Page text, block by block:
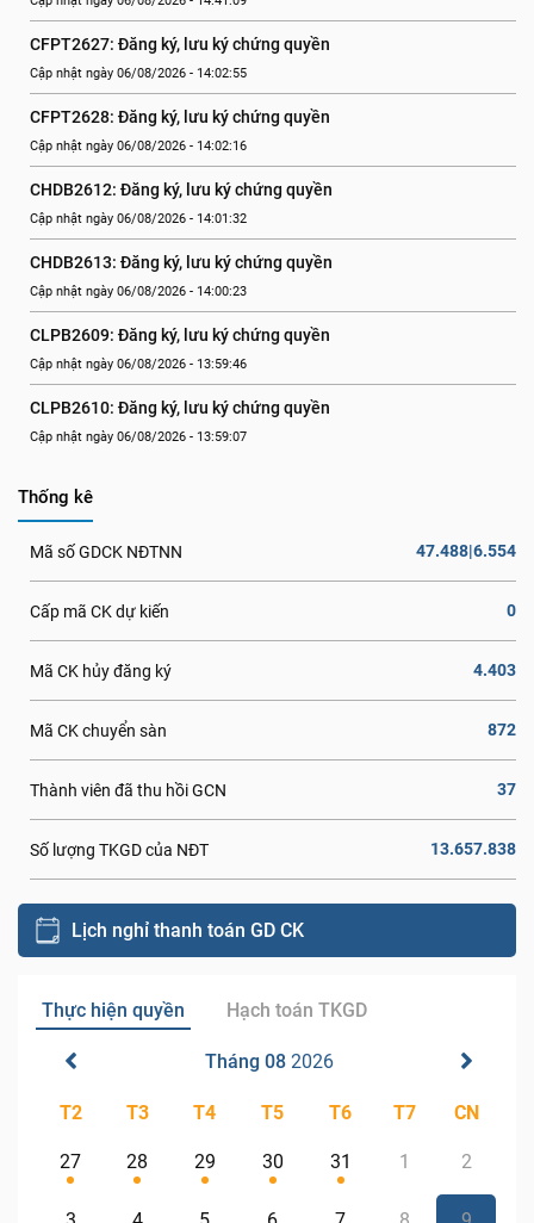
CFPT2627: Đăng ký, lưu ký chứng quyền
Cập nhật ngày 06/08/2026 - 14:02:55
CFPT2628: Đăng ký, lưu ký chứng quyền
Cập nhật ngày 06/08/2026 - 14:02:16
CHDB2612: Đăng ký, lưu ký chứng quyền
Cập nhật ngày 06/08/2026 - 14:01:32
CHDB2613: Đăng ký, lưu ký chứng quyền
Cập nhật ngày 06/08/2026 - 14:00:23
CLPB2609: Đăng ký, lưu ký chứng quyền
Cập nhật ngày 06/08/2026 - 13:59:46
CLPB2610: Đăng ký, lưu ký chứng quyền
Cập nhật ngày 06/08/2026 - 13:59:07
Thống kê
Mã số GDCK NĐTNN 47.488|6.554
Cấp mã CK dự kiến 0
Mã CK hủy đăng ký 4.403
Mã CK chuyển sàn 872
Thành viên đã thu hồi GCN 37
Số lượng TKGD của NĐT 13.657.838
Lịch nghỉ thanh toán GD CK
Thực hiện quyền Hạch toán TKGD
Tháng 08 2026
T2 T3 T4 T5 T6 T7 CN
27 28 29 30 31 1 2